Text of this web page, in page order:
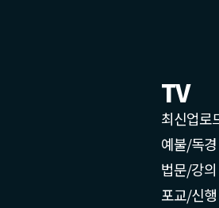
TV
최신업로
예불/독경
법문/강의
포교/신행